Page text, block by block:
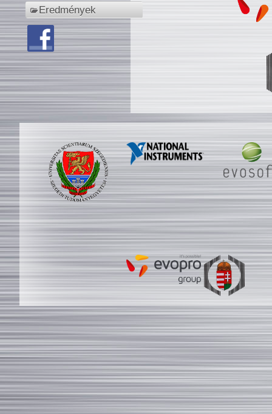
Eredmények